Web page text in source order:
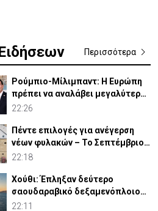
Περισσότερα
Ρούμπιο-Μίλιμπαντ: Η Ευρώπη
πρέπει να αναλάβει μεγαλύτερο
ρόλο στην άμυνά της
22:26
Πέντε επιλογές για ανέγερση
νέων φυλακών – Το Σεπτέμβριο
το «Master Plan»
22:18
Χούθι: Έπληξαν δεύτερο
σαουδαραβικό δεξαμενόπλοιο
στον Κόλπο του Άντεν
22:11